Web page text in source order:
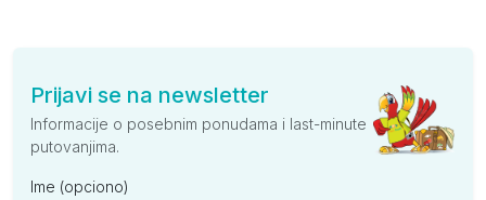
Prijavi se na newsletter
Informacije o posebnim ponudama i last-minute
putovanjima.
Ime (opciono)